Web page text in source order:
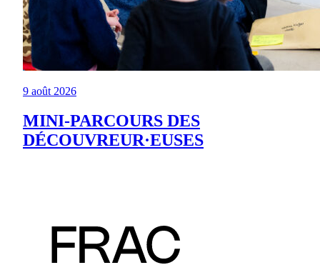
9 août 2026
MINI-PARCOURS DES
DÉCOUVREUR·EUSES